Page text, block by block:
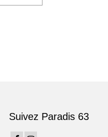
Suivez Paradis 63